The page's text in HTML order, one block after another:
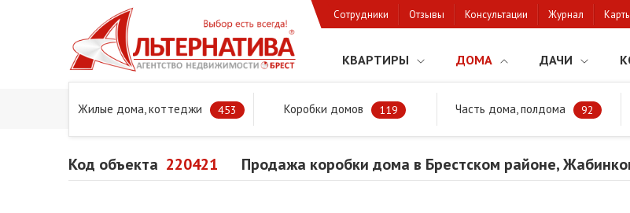
Сотрудники Отзывы Консультации Журнал
КВАРТИРЫ ДОМА ДАЧИ
Жилые дома, коттеджи 453 Коробки домов 119 Часть дома, полдома 92
Главная Предложения Дома в Бресте и Брестском районе Продажа коробки дома в Брестском районе,
Код объекта 220421 Продажа коробки дома в Брестском районе,